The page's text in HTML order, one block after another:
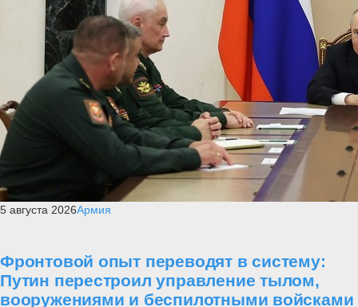
5 августа 2026Армия
Фронтовой опыт переводят в систему:
Путин перестроил управление тылом,
вооружениями и беспилотными войсками